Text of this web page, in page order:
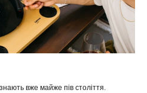
вже майже пів століття.